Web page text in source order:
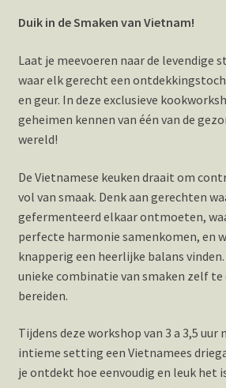
Duik in de Smaken van Vietnam!
Laat je meevoeren naar de levendige
waar elk gerecht een
en geur. In deze exclusieve
geheimen kennen van één van de
wereld!
De Vietnamese keuken draait om
vol van smaak. Denk aan gerechten
gefermenteerd elkaar ontmoeten,
perfecte harmonie samenkomen, en
knapperig een heerlijke balans
unieke combinatie van smaken zelf te
bereiden.
Tijdens deze workshop van 3 a 3,5 uur
intieme setting een Vietnamees
je ontdekt hoe eenvoudig en leuk het